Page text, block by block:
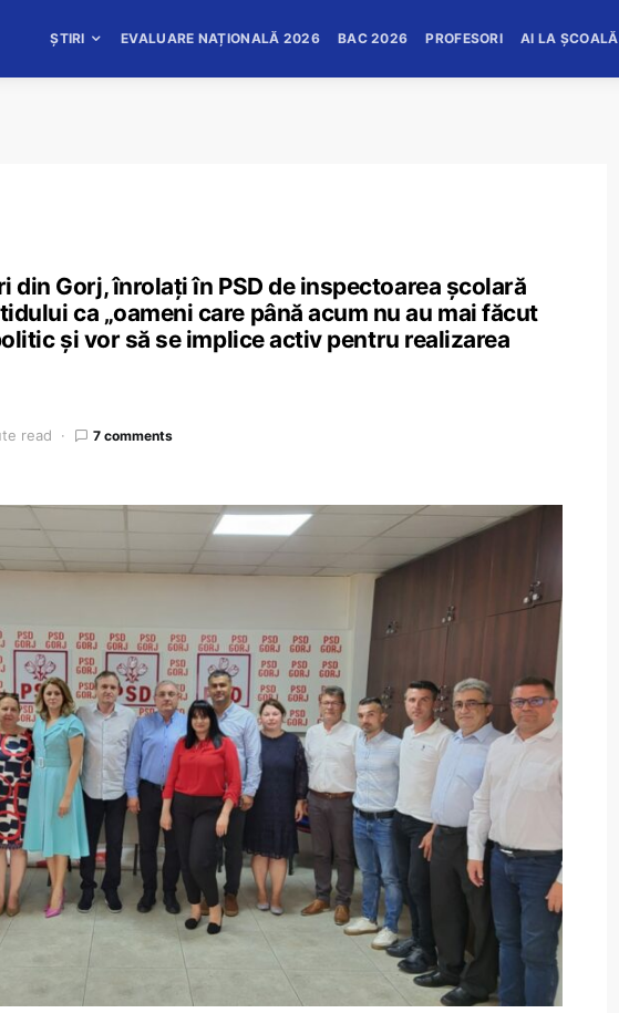
ȘTIRI EVALUARE NAȚIONALĂ 2026 BAC 2026 PROFESORI AI LA ȘCOALĂ
din Gorj, înrolați în PSD de inspectoarea școlară
ca „oameni care până acum nu au mai făcut
și vor să se implice activ pentru realizarea
read 7 comments